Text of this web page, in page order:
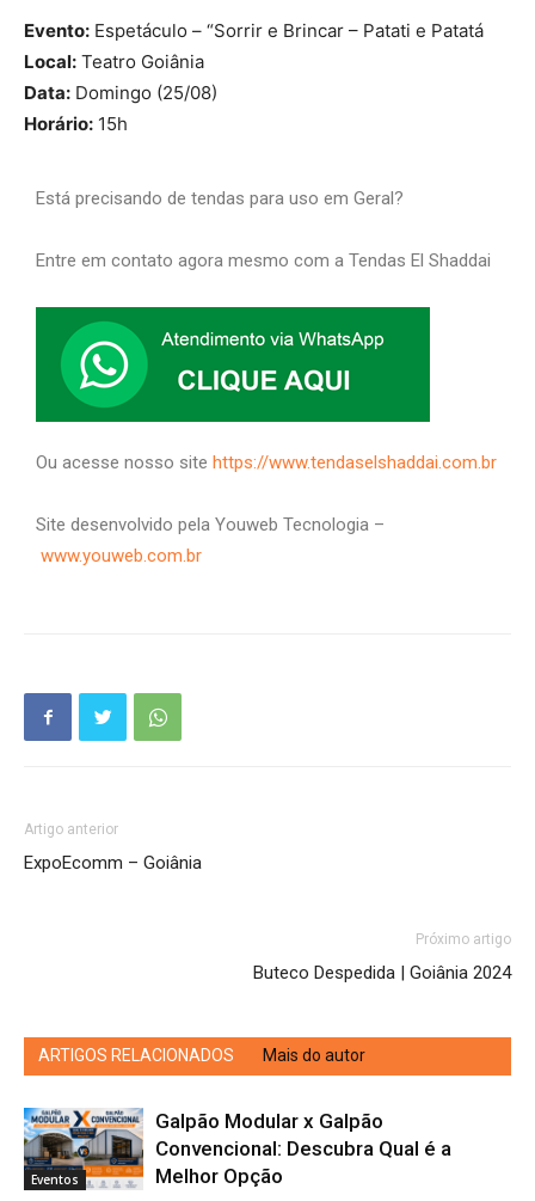
Evento: Espetáculo – “Sorrir e Brincar – Patati e Patatá
Local: Teatro Goiânia
Data: Domingo (25/08)
Horário: 15h
Está precisando de tendas para uso em Geral?
Entre em contato agora mesmo com a Tendas El Shaddai
Ou acesse nosso site https://www.tendaselshaddai.com.br
Site desenvolvido pela Youweb Tecnologia –
www.youweb.com.br
Artigo anterior
ExpoEcomm – Goiânia
Próximo artigo
Buteco Despedida | Goiânia 2024
ARTIGOS RELACIONADOS Mais do autor
Eventos
Galpão Modular x Galpão
Convencional: Descubra Qual é a
Melhor Opção